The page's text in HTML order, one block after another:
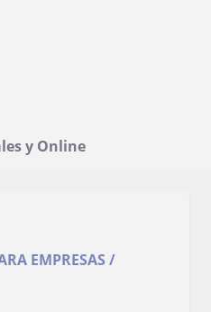
y Online
EMPRESAS /